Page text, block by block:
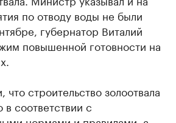
по отводу воды не были
губернатор Виталий
повышенной готовности на
что строительство золоотвала
соответствии с